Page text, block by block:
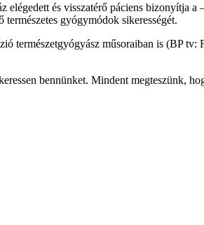
és visszatérő páciens bizonyítja
gyógymódok sikerességét.
természetgyógyász műsoraiban is (BP
bennünket. Mindent megteszünk,